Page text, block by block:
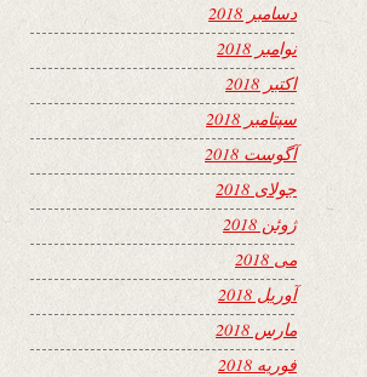
دسامبر 2018
نوامبر 2018
اکتبر 2018
سپتامبر 2018
آگوست 2018
جولای 2018
ژوئن 2018
می 2018
آوریل 2018
مارس 2018
فوریه 2018